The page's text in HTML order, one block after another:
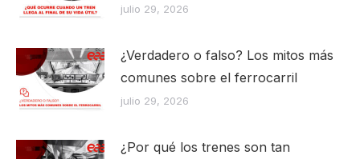
julio 29, 2026
¿Verdadero o falso? Los mitos más
comunes sobre el ferrocarril
julio 29, 2026
¿Por qué los trenes son tan